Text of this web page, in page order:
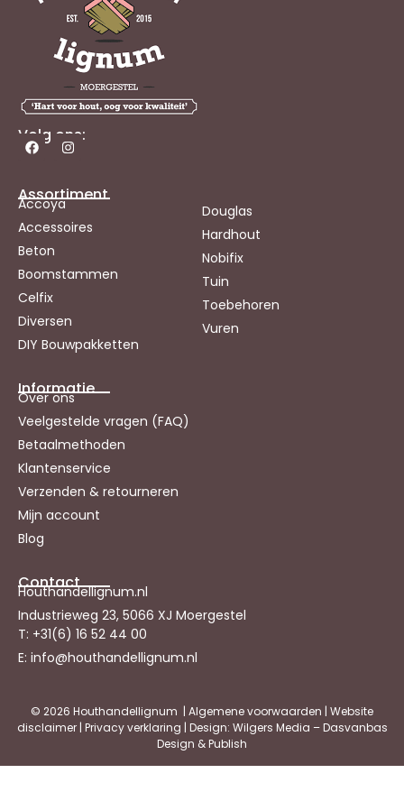
Volg ons:
Assortiment
Accoya
Accessoires
Beton
Boomstammen
Celfix
Diversen
DIY Bouwpakketten
Douglas
Hardhout
Nobifix
Tuin
Toebehoren
Vuren
Informatie
Over ons
Veelgestelde vragen (FAQ)
Betaalmethoden
Klantenservice
Verzenden & retourneren
Mijn account
Blog
Contact
Houthandellignum.nl
Industrieweg 23, 5066 XJ Moergestel
T: +31(6) 16 52 44 00
E: info@houthandellignum.nl
© 2026 Houthandellignum | Algemene voorwaarden | Website
disclaimer| Privacy verklaring | Design: Wilgers Media – Dasvanbas
Design & Publish